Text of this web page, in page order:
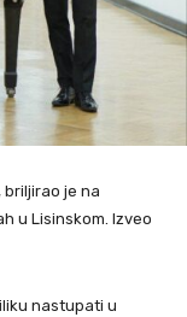
briljirao je na
u Lisinskom. Izveo
nastupati u